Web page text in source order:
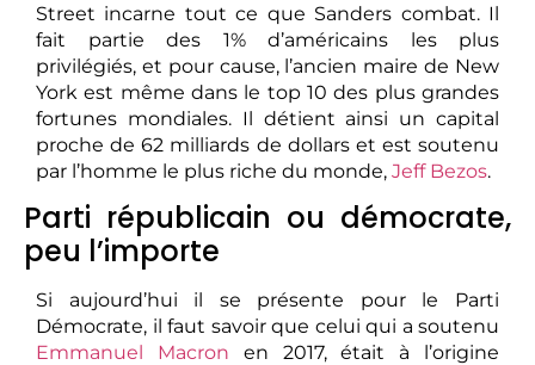
Street incarne tout ce que Sanders combat. Il
fait partie des 1% d’américains les plus
privilégiés, et pour cause, l’ancien maire de New
York est même dans le top 10 des plus grandes
fortunes mondiales. Il détient ainsi un capital
proche de 62 milliards de dollars et est soutenu
par l’homme le plus riche du monde, Jeff Bezos.
Parti républicain ou démocrate,
peu l’importe
Si aujourd’hui il se présente pour le Parti
Démocrate, il faut savoir que celui qui a soutenu
Emmanuel Macron en 2017, était à l’origine